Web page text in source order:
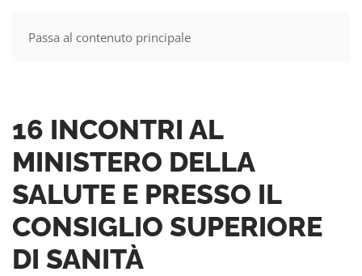
Passa al contenuto principale
MENU
16 INCONTRI AL
MINISTERO DELLA
SALUTE E PRESSO IL
CONSIGLIO SUPERIORE
DI SANITÀ